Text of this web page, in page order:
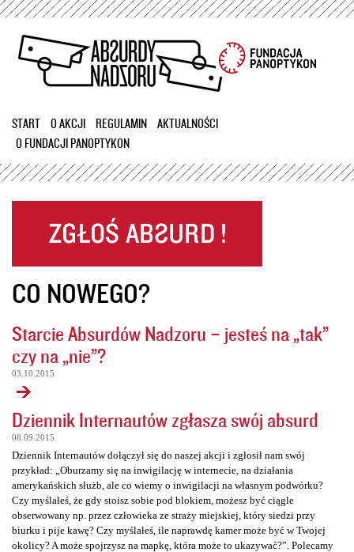
Przejdź
treści
START O AKCJI REGULAMIN
AKTUALNOŚCI
O FUNDACJI PANOPTYKON
CO NOWEGO?
Starcie Absurdów Nadzoru – jesteś na „tak”
czy na „nie”?
03.10.2015
Dziennik Internautów zgłasza swój absurd
08.09.2015
Dziennik Internautów dołączył się do naszej akcji i zgłosił nam swój
przykład: „Oburzamy się na inwigilację w internecie, na działania
amerykańskich służb, ale co wiemy o inwigilacji na własnym podwórku?
Czy myślałeś, że gdy stoisz sobie pod blokiem, możesz być ciągle
obserwowany np. przez człowieka ze straży miejskiej, który siedzi przy
biurku i pije kawę? Czy myślałeś, ile naprawdę kamer może być w Twojej
okolicy? A może spojrzysz na mapkę, która może to ukazywać?”. Polecamy